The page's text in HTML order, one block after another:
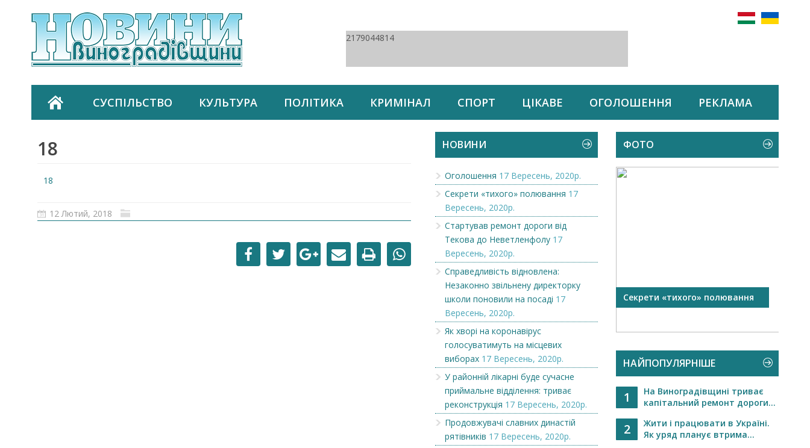
2179044814
СУСПІЛЬСТВО КУЛЬТУРА ПОЛІТИКА КРИМІНАЛ СПОРТ ЦІКАВЕ ОГОЛОШЕННЯ РЕКЛАМА
18
18
12 Лютий, 2018
НОВИНИ
Оголошення 17 Вересень, 2020р.
Секрети «тихого» полювання 17
Вересень, 2020р.
Стартував ремонт дороги від
Текова до Неветленфолу 17
Вересень, 2020р.
Справедливість відновлена:
Незаконно звільнену директорку
школи поновили на посаді 17
Вересень, 2020р.
Як хворі на коронавірус
голосуватимуть на місцевих
виборах 17 Вересень, 2020р.
У районній лікарні буде сучасне
приймальне відділення: триває
реконструкція 17 Вересень, 2020р.
Продовжувачі славних династій
рятівників 17 Вересень, 2020р.
ФОТО
Оголошення Секрети «тихого» полювання
НАЙПОПУЛЯРНІШЕ
1
На Виноградівщині триває
капітальний ремонт дороги...
2
Жити і працювати в Україні.
Як уряд планує втрима...